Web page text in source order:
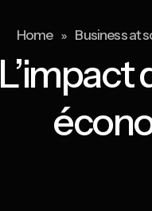
Home » Business at
L’impact